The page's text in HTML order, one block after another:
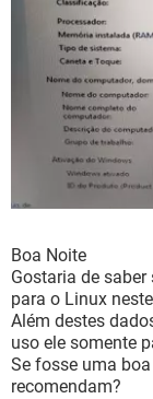
GUIA DE COMPRAS
Boa Noite
Gostaria de
para o Linux
Além destes
uso ele somente
Se fosse uma
recomendam?